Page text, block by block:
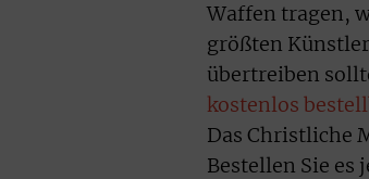
Waffen tragen,
größten
übertreiben
kostenlos
Das Christliche
Bestellen Sie es